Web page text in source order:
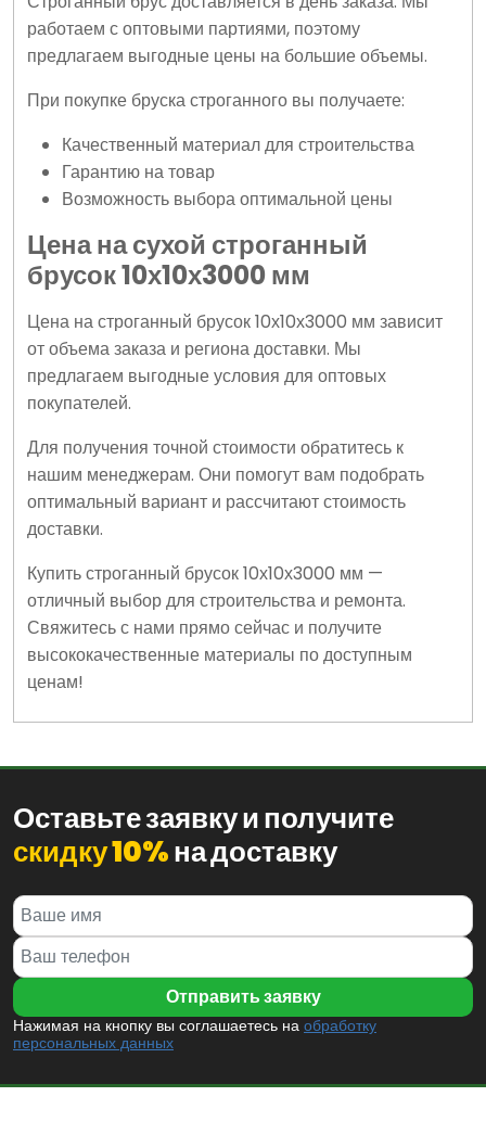
работаем с оптовыми партиями, поэтому
предлагаем выгодные цены на большие объемы.
При покупке бруска строганного вы получаете:
Качественный материал для строительства
Гарантию на товар
Возможность выбора оптимальной цены
Цена на сухой строганный
брусок 10х10х3000 мм
Цена на строганный брусок 10х10х3000 мм зависит
от объема заказа и региона доставки. Мы
предлагаем выгодные условия для оптовых
покупателей.
Для получения точной стоимости обратитесь к
нашим менеджерам. Они помогут вам подобрать
оптимальный вариант и рассчитают стоимость
доставки.
Купить строганный брусок 10х10х3000 мм —
отличный выбор для строительства и ремонта.
Свяжитесь с нами прямо сейчас и получите
высококачественные материалы по доступным
ценам!
Оставьте заявку и получите
скидку 10%на доставку
Нажимая на кнопку вы соглашаетесь на обработку
персональных данных